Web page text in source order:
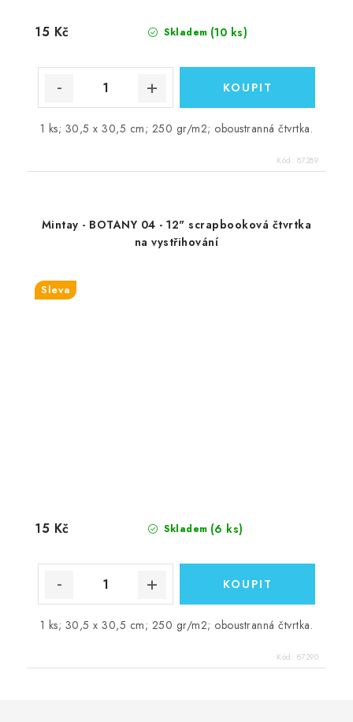
Skladem (10 ks)
15 Kč
1 ks; 30,5 x 30,5 cm; 250 gr/m2; oboustranná čtvrtka.
Kód: 87289
Mintay - BOTANY 04 - 12" scrapbooková čtvrtka
na vystřihování
Sleva
Skladem (6 ks)
15 Kč
1 ks; 30,5 x 30,5 cm; 250 gr/m2; oboustranná čtvrtka.
Kód: 87290